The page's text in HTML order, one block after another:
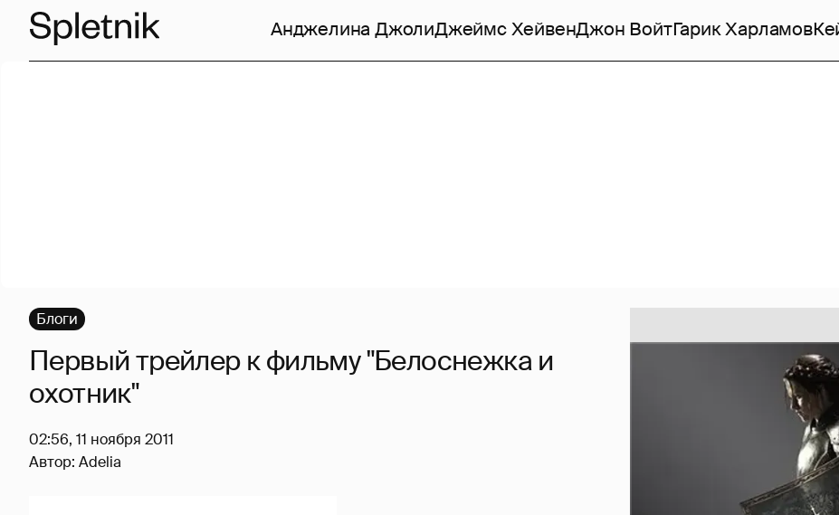
Анджелина ДжолиДжеймс ХейвенДжон ВойтГарик Харламов
Блоги
Первый трейлер к фильму "Белоснежка и
охотник"
02:56, 11 ноября 2011
Автор: Adelia